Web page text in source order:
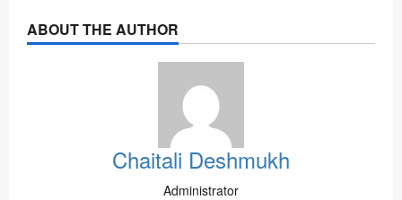
ABOUT THE AUTHOR
Chaitali Deshmukh
Administrator